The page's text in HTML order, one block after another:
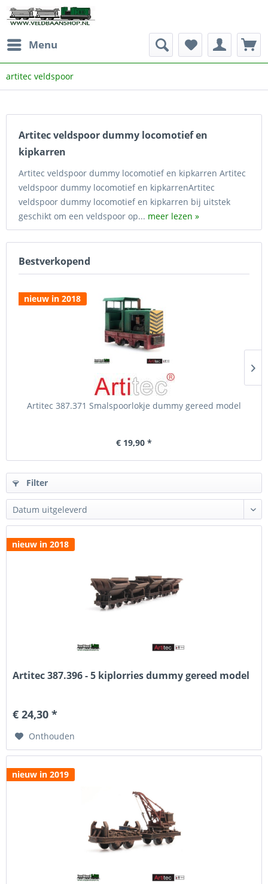
Menu
artitec veldspoor
Artitec veldspoor dummy locomotief en
kipkarren
Artitec veldspoor dummy locomotief en kipkarren Artitec
veldspoor dummy locomotief en kipkarrenArtitec
veldspoor dummy locomotief en kipkarren bij uitstek
geschikt om een veldspoor op... meer lezen »
Bestverkopend
nieuw in 2018
Artitec 387.371 Smalspoorlokje dummy gereed model
€ 19,90 *
Filter
nieuw in 2018
Artitec 387.396 - 5 kiplorries dummy gereed model
€ 24,30 *
Onthouden
nieuw in 2019